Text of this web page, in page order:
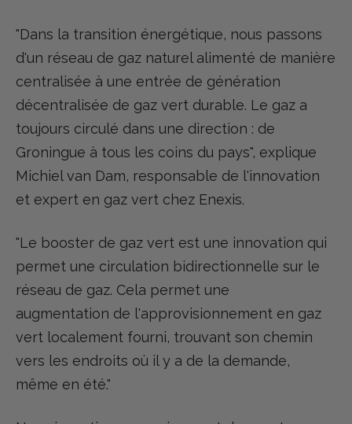
"Dans la transition énergétique, nous passons
d'un réseau de gaz naturel alimenté de manière
centralisée à une entrée de génération
décentralisée de gaz vert durable. Le gaz a
toujours circulé dans une direction : de
Groningue à tous les coins du pays", explique
Michiel van Dam, responsable de l'innovation
et expert en gaz vert chez Enexis.
"Le booster de gaz vert est une innovation qui
permet une circulation bidirectionnelle sur le
réseau de gaz. Cela permet une
augmentation de l'approvisionnement en gaz
vert localement fourni, trouvant son chemin
vers les endroits où il y a de la demande,
même en été."